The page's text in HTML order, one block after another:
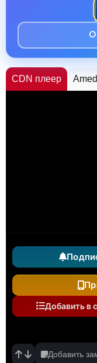
CDN плеер
Добавить в
Добавить